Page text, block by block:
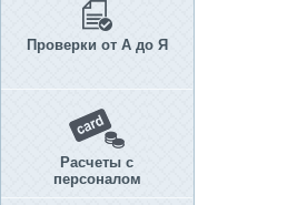
Проверки от А до Я
Расчеты с
персоналом